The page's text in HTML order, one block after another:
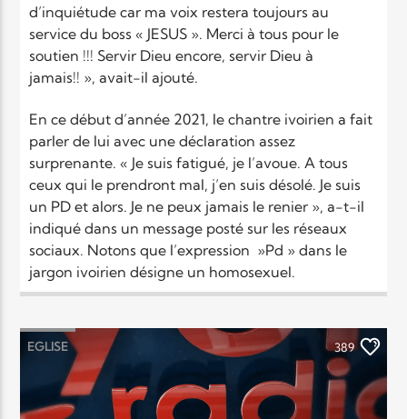
d’inquiétude car ma voix restera toujours au
service du boss « JESUS ». Merci à tous pour le
soutien !!! Servir Dieu encore, servir Dieu à
jamais!! », avait-il ajouté.
En ce début d’année 2021, le chantre ivoirien a fait
parler de lui avec une déclaration assez
surprenante. « Je suis fatigué, je l’avoue. A tous
ceux qui le prendront mal, j’en suis désolé. Je suis
un PD et alors. Je ne peux jamais le renier », a-t-il
indiqué dans un message posté sur les réseaux
sociaux. Notons que l’expression »Pd » dans le
jargon ivoirien désigne un homosexuel.
EGLISE 389